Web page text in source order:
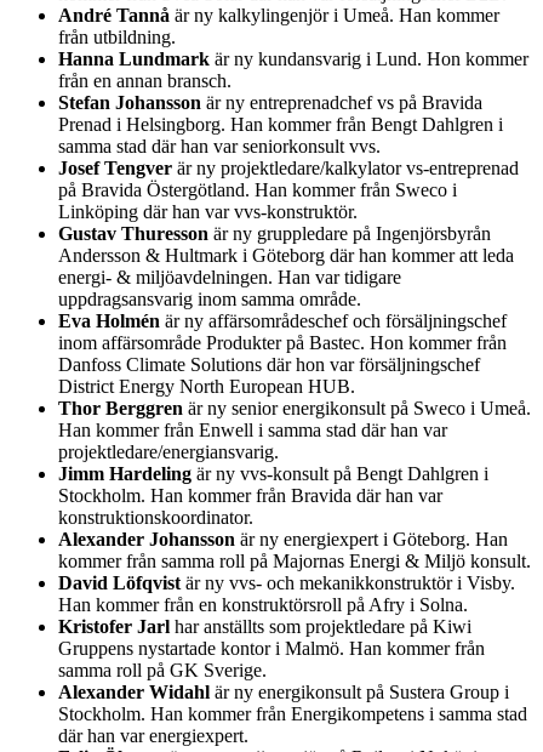
André Tannå är ny kalkylingenjör i Umeå. Han kommer
från utbildning.
Hanna Lundmark är ny kundansvarig i Lund. Hon kommer
från en annan bransch.
Stefan Johansson är ny entreprenadchef vs på Bravida
Prenad i Helsingborg. Han kommer från Bengt Dahlgren i
samma stad där han var seniorkonsult vvs.
Josef Tengver är ny projektledare/kalkylator vs-entreprenad
på Bravida Östergötland. Han kommer från Sweco i
Linköping där han var vvs-konstruktör.
Gustav Thuresson är ny gruppledare på Ingenjörsbyrån
Andersson & Hultmark i Göteborg där han kommer att leda
energi- & miljöavdelningen. Han var tidigare
uppdragsansvarig inom samma område.
Eva Holmén är ny affärsområdeschef och försäljningschef
inom affärsområde Produkter på Bastec. Hon kommer från
Danfoss Climate Solutions där hon var försäljningschef
District Energy North European HUB.
Thor Berggren är ny senior energikonsult på Sweco i Umeå.
Han kommer från Enwell i samma stad där han var
projektledare/energiansvarig.
Jimm Hardeling är ny vvs-konsult på Bengt Dahlgren i
Stockholm. Han kommer från Bravida där han var
konstruktionskoordinator.
Alexander Johansson är ny energiexpert i Göteborg. Han
kommer från samma roll på Majornas Energi & Miljö konsult.
David Löfqvist är ny vvs- och mekanikkonstruktör i Visby.
Han kommer från en konstruktörsroll på Afry i Solna.
Kristofer Jarl har anställts som projektledare på Kiwi
Gruppens nystartade kontor i Malmö. Han kommer från
samma roll på GK Sverige.
Alexander Widahl är ny energikonsult på Sustera Group i
Stockholm. Han kommer från Energikompetens i samma stad
där han var energiexpert.